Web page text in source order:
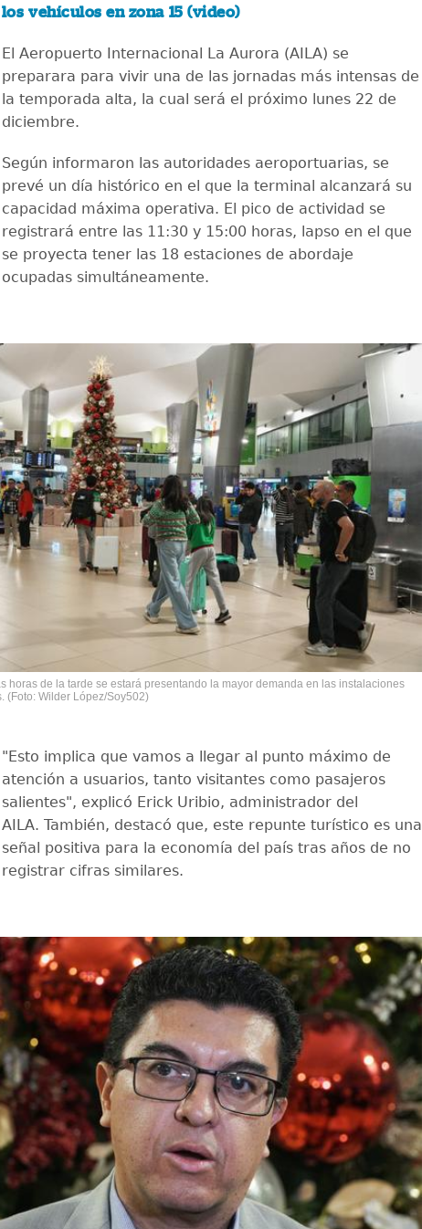
los vehículos en zona 15 (video)
El Aeropuerto Internacional La Aurora (AILA) se
preparara para vivir una de las jornadas más intensas de
la temporada alta, la cual será el próximo lunes 22 de
diciembre.
Según informaron las autoridades aeroportuarias, se
prevé un día histórico en el que la terminal alcanzará su
capacidad máxima operativa. El pico de actividad se
registrará entre las 11:30 y 15:00 horas, lapso en el que
se proyecta tener las 18 estaciones de abordaje
ocupadas simultáneamente.
horas de la tarde se estará presentando la mayor demanda en las instalaciones
(Foto: Wilder López/Soy502)
"Esto implica que vamos a llegar al punto máximo de
atención a usuarios, tanto visitantes como pasajeros
salientes", explicó Erick Uribio, administrador del
AILA. También, destacó que, este repunte turístico es una
señal positiva para la economía del país tras años de no
registrar cifras similares.